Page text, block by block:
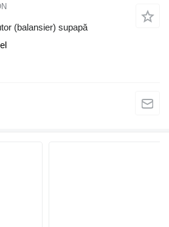
(balansier) supapă